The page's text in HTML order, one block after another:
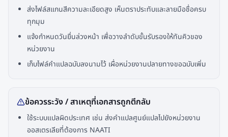
ส่งไฟล์สแกนสีความละเอียดสูง เห็นตราประทับและลายมือชื่อครบ
ทุกมุม
แจ้งกำหนดวันยื่นล่วงหน้า เพื่อวางลำดับขั้นรับรองให้ทันคิวของ
หน่วยงาน
เก็บไฟล์คำแปลฉบับลงนามไว้ เผื่อหน่วยงานปลายทางขอฉบับเพิ่ม
ข้อควรระวัง / สาเหตุที่เอกสารถูกตีกลับ
ใช้ระบบแปลผิดประเทศ เช่น ส่งคำแปลศูนย์แปลไปยังหน่วยงาน
ออสเตรเลียที่ต้องการ NAATI